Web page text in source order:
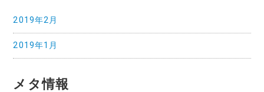
2019年2月
2019年1月
メタ情報